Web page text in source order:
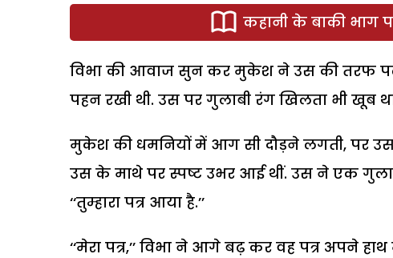
कहानी के बाकी भाग
विभा की आवाज सुन कर मुकेश ने उस की तरफ
पहन रखी थी. उस पर गुलाबी रंग खिलता भी खूब
मुकेश की धमनियों में आग सी दौड़ने लगती, पर
उस के माथे पर स्पष्ट उभर आई थीं. उस ने एक
‘‘तुम्हारा पत्र आया है.’’
‘‘मेरा पत्र,’’ विभा ने आगे बढ़ कर वह पत्र अपने